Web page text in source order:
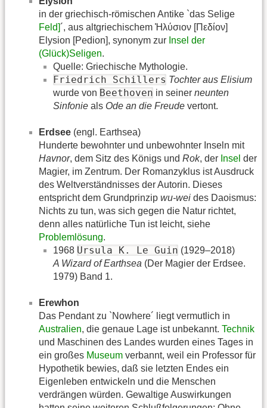
in der griechisch-römischen Antike `das Selige
Feld]´, aus altgriechischem Ἠλύσιον [Πεδίον]
Elysion [Pedion], synonym zur Insel der
(Glück)Seligen.
Quelle: Griechische Mythologie.
Friedrich Schillers Tochter aus Elisium
wurde von Beethoven in seiner neunten
Sinfonie als Ode an die Freude vertont.
Erdsee (engl. Earthsea)
Hunderte bewohnter und unbewohnter Inseln mit
Havnor, dem Sitz des Königs und Rok, der Insel der
Magier, im Zentrum. Der Romanzyklus ist Ausdruck
des Weltverständnisses der Autorin. Dieses
entspricht dem Grundprinzip wu-wei des Daoismus:
Nichts zu tun, was sich gegen die Natur richtet,
denn alles natürliche Tun ist leicht, siehe
Problemlösung.
1968 Ursula K. Le Guin (1929–2018)
A Wizard of Earthsea (Der Magier der Erdsee.
1979) Band 1.
Erewhon
Das Pendant zu `Nowhere´ liegt vermutlich in
Australien, die genaue Lage ist unbekannt. Technik
und Maschinen des Landes wurden eines Tages in
ein großes Museum verbannt, weil ein Professor für
Hypothetik bewies, daß sie letzten Endes ein
Eigenleben entwickeln und die Menschen
verdrängen würden. Gewaltige Auswirkungen